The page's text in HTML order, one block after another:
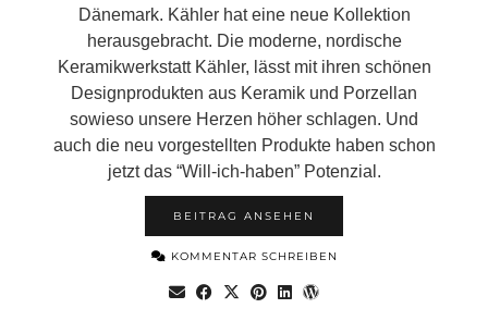
Dänemark. Kähler hat eine neue Kollektion
herausgebracht. Die moderne, nordische
Keramikwerkstatt Kähler, lässt mit ihren schönen
Designprodukten aus Keramik und Porzellan
sowieso unsere Herzen höher schlagen. Und
auch die neu vorgestellten Produkte haben schon
jetzt das “Will-ich-haben” Potenzial.
BEITRAG ANSEHEN
KOMMENTAR SCHREIBEN